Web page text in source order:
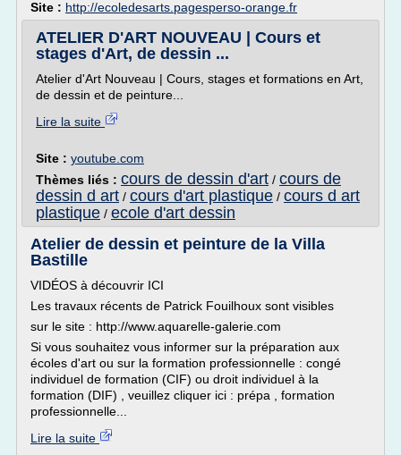
Site : http://ecoledesarts.pagesperso-orange.fr
ATELIER D'ART NOUVEAU | Cours et
stages d'Art, de dessin ...
Atelier d'Art Nouveau | Cours, stages et formations en Art,
de dessin et de peinture...
Lire la suite
Site : youtube.com
Thèmes liés : cours de dessin d'art / cours de
dessin d art / cours d'art plastique / cours d art
plastique / ecole d'art dessin
Atelier de dessin et peinture de la Villa
Bastille
VIDÉOS à découvrir ICI
Les travaux récents de Patrick Fouilhoux sont visibles
sur le site : http://www.aquarelle-galerie.com
Si vous souhaitez vous informer sur la préparation aux
écoles d'art ou sur la formation professionnelle : congé
individuel de formation (CIF) ou droit individuel à la
formation (DIF) , veuillez cliquer ici : prépa , formation
professionnelle...
Lire la suite